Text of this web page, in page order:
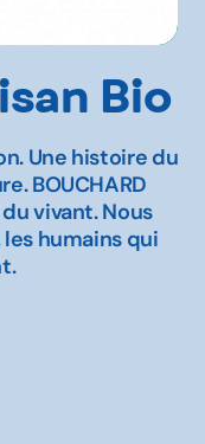
Bio
Une histoire du
BOUCHARD
vivant. Nous
humains qui